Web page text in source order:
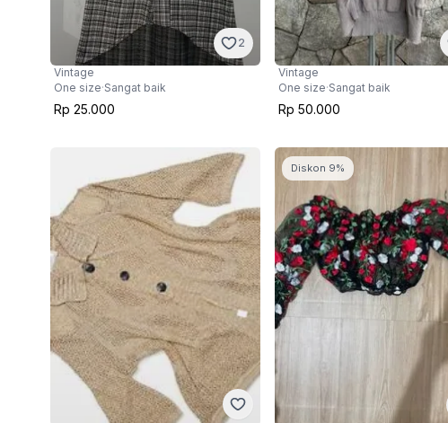
2
Vintage
One size·Sangat baik
Rp 25.000
Vintage
One size·Sangat baik
Rp 50.000
Diskon 9%